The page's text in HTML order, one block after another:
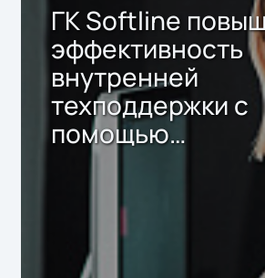
ГК Softline
эффективность
внутренней
техподдержки с
помощью
собственного